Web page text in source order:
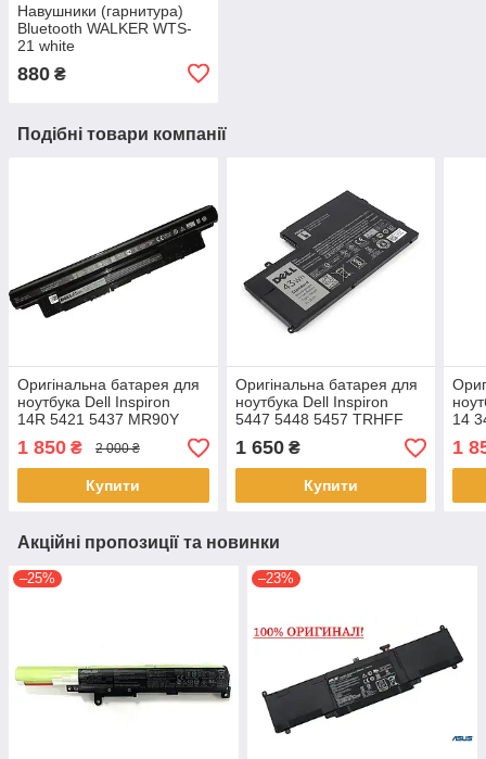
Навушники (гарнитура)
Bluetooth WALKER WTS-
21 white
880 ₴
Подібні товари компанії
Оригінальна батарея для
ноутбука Dell Inspiron
14R 5421 5437 MR90Y
1 850 ₴ 2 000 ₴
Купити
Оригінальна батарея для
ноутбука Dell Inspiron
5447 5448 5457 TRHFF
1 650₴
Купити
14
1
Акційні пропозиції та новинки
–25% –23%